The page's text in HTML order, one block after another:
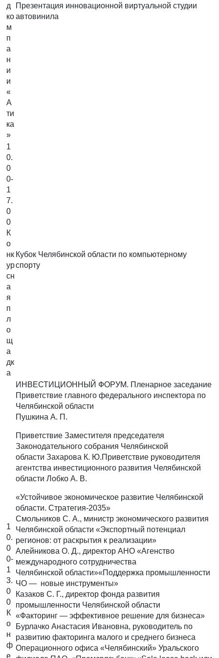
д
ко
м
п
а
н
и
и
«
А
ти
ка
»
Презентация инновационной виртуальной студии
автовинила
1
0.
0
0-
1
7.
0
0
К
о
нк
ур
сн
а
я
п
л
о
щ
а
дк
а
Кубок Челябинской области по компьютерному
спорту
1
0.
0
0-
1
3.
0
0
К
о
н
ф
е
ИНВЕСТИЦИОННЫЙ ФОРУМ. Пленарное заседание
Приветствие главного федерального инспектора по
Челябинской области
Пушкина А. П.
Приветствие Заместителя председателя
Законодательного собрания Челябинской
области Захарова К. Ю.Приветствие руководителя
агентства инвестиционного развития Челябинской
области Лобко А. В.
«Устойчивое экономическое развитие Челябинской
области. Стратегия-2035»
Смольников С. А., министр экономического развития
Челябинской области «Экспортный потенциал
регионов: от раскрытия к реализации»
Алейникова О. Д., директор АНО «Агенство
международного сотрудничества
Челябинской области»«Поддержка промышленности
ЧО — новые инструменты»
Казаков С. Г., директор фонда развития
промышленности Челябинской области
«Факторинг — эффективное решение для бизнеса»
Бурлачко Анастасия Ивановна, руководитель по
развитию факторинга малого и среднего бизнеса
Операционного офиса «Челябинский» Уральского